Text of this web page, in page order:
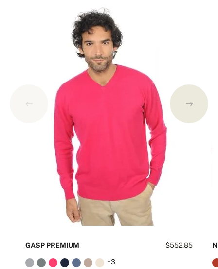
$552.85
GASP PREMIUM
+3